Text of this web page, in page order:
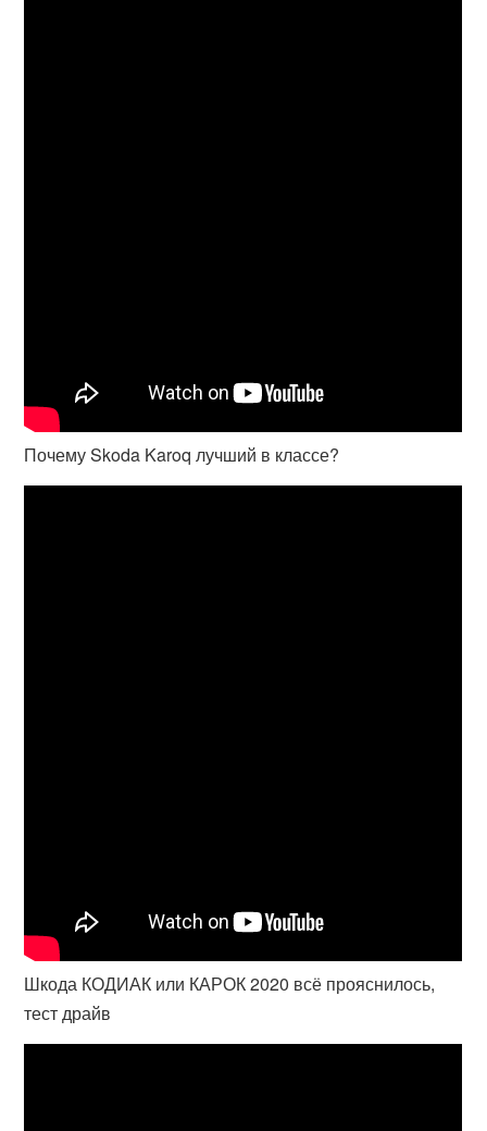
Почему Skoda Karoq лучший в классе?
Шкода КОДИАК или КАРОК 2020 всё прояснилось,
тест драйв